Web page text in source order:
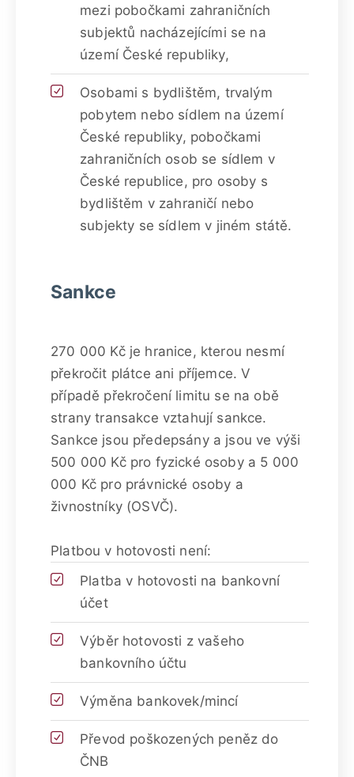
mezi pobočkami zahraničních
subjektů nacházejícími se na
území České republiky,
Osobami s bydlištěm, trvalým
pobytem nebo sídlem na území
České republiky, pobočkami
zahraničních osob se sídlem v
České republice, pro osoby s
bydlištěm v zahraničí nebo
subjekty se sídlem v jiném státě.
Sankce
270 000 Kč je hranice, kterou nesmí
překročit plátce ani příjemce. V
případě překročení limitu se na obě
strany transakce vztahují sankce.
Sankce jsou předepsány a jsou ve výši
500 000 Kč pro fyzické osoby a 5 000
000 Kč pro právnické osoby a
živnostníky (OSVČ).
Platbou v hotovosti není:
Platba v hotovosti na bankovní
účet
Výběr hotovosti z vašeho
bankovního účtu
Výměna bankovek/mincí
Převod poškozených peněz do
ČNB